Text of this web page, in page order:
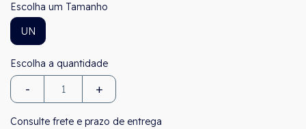
Tamanho
UN
- +
Consulte frete e prazo de entrega